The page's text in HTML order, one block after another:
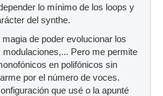
lo mínimo de los loops y
del synthe.
de poder evolucionar los
Pero me permite
en polifónicos sin
por el número de voces.
que usé o la apunté